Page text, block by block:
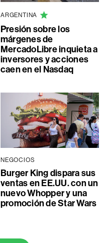
ARGENTINA
Presión sobre los
márgenes de
MercadoLibre inquieta a
inversores y acciones
caen en el Nasdaq
NEGOCIOS
Burger King dispara sus
ventas en EE.UU. con un
nuevo Whopper y una
promoción de Star Wars